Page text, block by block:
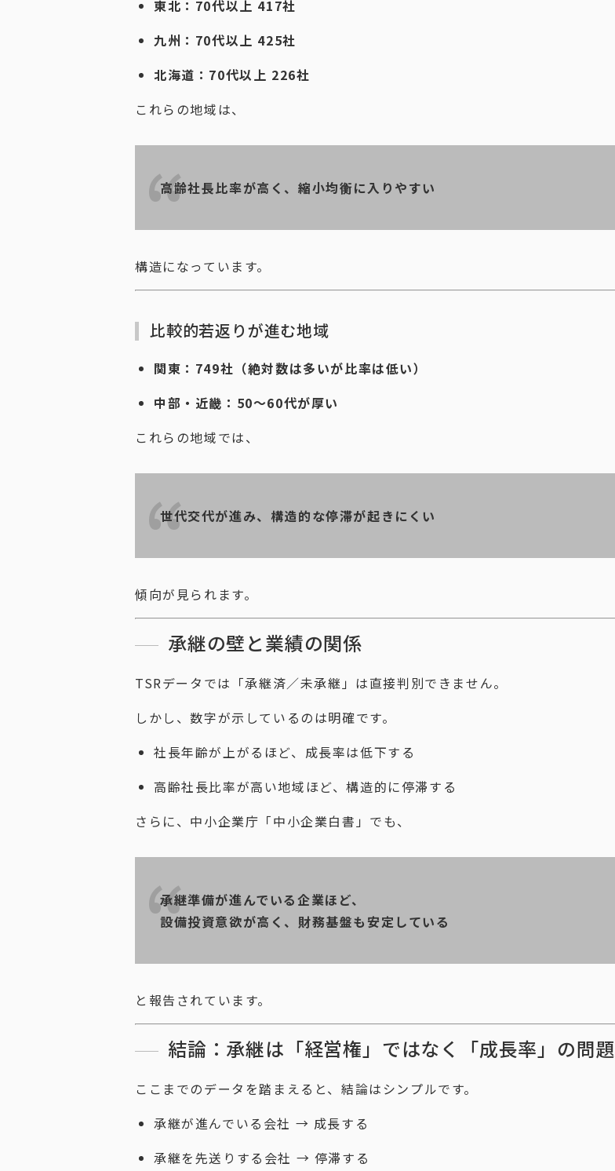
東北：70代以上 417社
九州：70代以上 425社
北海道：70代以上 226社
これらの地域は、
高齢社長比率が高く、縮小均衡に入りやすい
構造になっています。
比較的若返りが進む地域
関東：749社（絶対数は多いが比率は低い）
中部・近畿：50〜60代が厚い
これらの地域では、
世代交代が進み、構造的な停滞が起きにくい
傾向が見られます。
承継の壁と業績の関係
TSRデータでは「承継済／未承継」は直接判別できません。
しかし、数字が示しているのは明確です。
社長年齢が上がるほど、成長率は低下する
高齢社長比率が高い地域ほど、構造的に停滞する
さらに、中小企業庁「中小企業白書」でも、
承継準備が進んでいる企業ほど、
設備投資意欲が高く、財務基盤も安定している
と報告されています。
結論：承継は「経営権」ではなく「成長率」の問題
ここまでのデータを踏まえると、結論はシンプルです。
承継が進んでいる会社 → 成長する
承継を先送りする会社 → 停滞する